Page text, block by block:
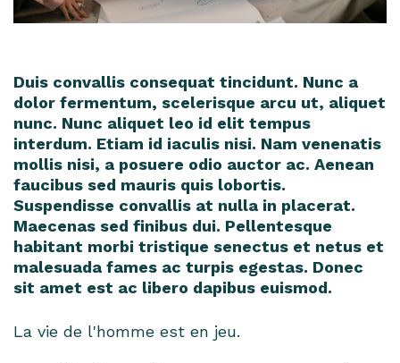
Duis convallis consequat tincidunt. Nunc a
dolor fermentum, scelerisque arcu ut, aliquet
nunc. Nunc aliquet leo id elit tempus
interdum. Etiam id iaculis nisi. Nam venenatis
mollis nisi, a posuere odio auctor ac. Aenean
faucibus sed mauris quis lobortis.
Suspendisse convallis at nulla in placerat.
Maecenas sed finibus dui. Pellentesque
habitant morbi tristique senectus et netus et
malesuada fames ac turpis egestas. Donec
sit amet est ac libero dapibus euismod.
La vie de l'homme est en jeu.